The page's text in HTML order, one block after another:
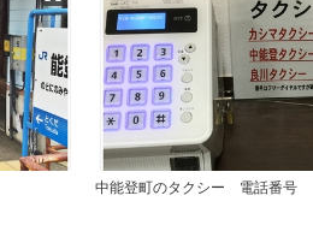
中能登町のタクシー 電話番号